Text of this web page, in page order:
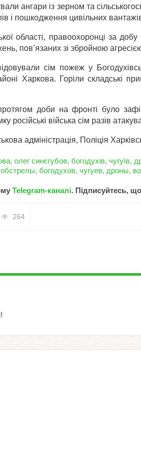
ангари із зерном та
і пошкодження цивільних
області, правоохоронці за
пов’язаних зі збройною
сім пожеж у
Харкова. Горіли складські
доби на фронті було
війська сім разів
адміністрація, Поліція
, олег синєгубов, богодухів, чугуїв,
обстрелы, богодухов, чугуев, дроны,
Telegram-каналі. Підписуйтесь,
264